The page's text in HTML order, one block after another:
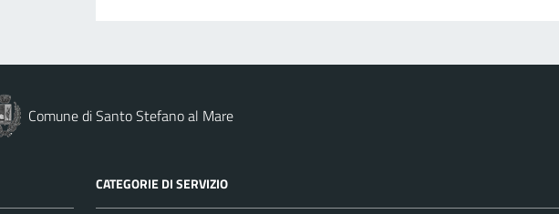
Comune di Santo Stefano al Mare
CATEGORIE DI SERVIZIO